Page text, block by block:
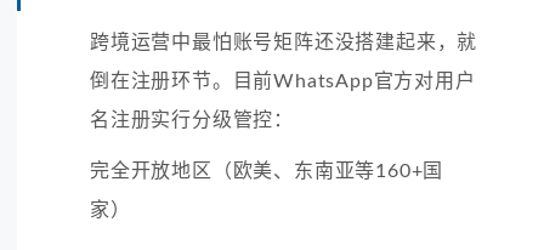
跨境运营中最怕账号矩阵还没搭建起来，就
倒在注册环节。目前WhatsApp官方对用户
名注册实行分级管控：
完全开放地区（欧美、东南亚等160+国
家）